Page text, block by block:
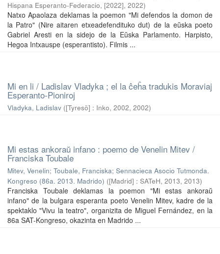
Hispana Esperanto-Federacio, [2022], 2022)
Natxo Apaolaza deklamas la poemon "Mi defendos la domon de
la Patro" (Nire aitaren etxeadefendituko dut) de la eŭska poeto
Gabriel Aresti en la sidejo de la Eŭska Parlamento. Harpisto,
Hegoa Intxauspe (esperantisto). Filmis ...
Mi en li / Ladislav Vladyka ; el la ĉeĥa tradukis Moraviaj
Esperanto-Pioniroj
Vladyka, Ladislav ([Tyresö] : Inko, 2002, 2002)
Mi estas ankoraŭ infano : poemo de Venelin Mitev /
Franciska Toubale
Mitev, Venelin; Toubale, Franciska; Sennacieca Asocio Tutmonda.
Kongreso (86a. 2013. Madrido) ([Madrid] : SATeH, 2013, 2013)
Franciska Toubale deklamas la poemon "Mi estas ankoraŭ
infano" de la bulgara esperanta poeto Venelin Mitev, kadre de la
spektaklo "Vivu la teatro", organizita de Miguel Fernández, en la
86a SAT-Kongreso, okazinta en Madrido ...